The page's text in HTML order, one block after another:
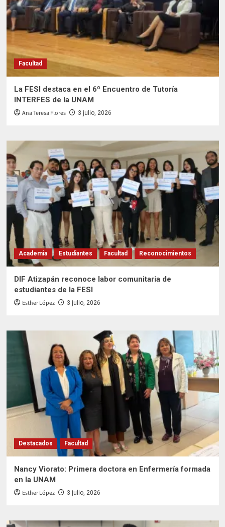
Facultad
La FESI destaca en el 6º Encuentro de Tutoría
INTERFES de la UNAM
Ana Teresa Flores 3 julio, 2026
Academia Estudiantes Facultad Reconocimientos
DIF Atizapán reconoce labor comunitaria de
estudiantes de la FESI
Esther López 3 julio, 2026
Destacados Facultad
Nancy Viorato: Primera doctora en Enfermería formada
en la UNAM
Esther López 3 julio, 2026